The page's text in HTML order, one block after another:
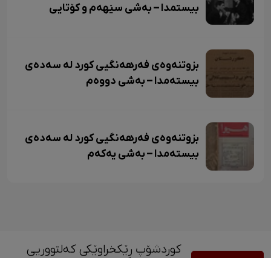
بیستمدا – بەشی سێهەم و کۆتایی
بزوتنەوەی فەرهەنگیی کورد لە سەدەی
بیستەمدا – بەشی دووەم
بزوتنەوەی فەرهەنگیی کورد لە سەدەی
بیستەمدا – بەشی یەکەم
کوردشۆپ ڕێکخراوێکی کەلتووریی